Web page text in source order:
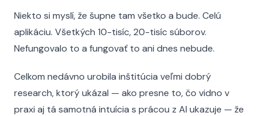
Niekto si myslí, že šupne tam všetko a bude. Celú
aplikáciu. Všetkých 10-tisíc, 20-tisíc súborov.
Nefungovalo to a fungovať to ani dnes nebude.
Celkom nedávno urobila inštitúcia veľmi dobrý
research, ktorý ukázal — ako presne to, čo vidno v
praxi aj tá samotná intuícia s prácou z AI ukazuje — že